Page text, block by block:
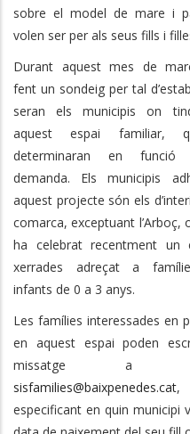
sobre el model de mare i
volen ser per als seus fills i
Durant aquest mes de
fent un sondeig per tal
seran els municipis on
aquest espai familiar,
determinaran en
demanda. Els municipis
aquest projecte són els
comarca, exceptuant l’Arboç,
ha celebrat recentment un
xerrades adreçat a
infants de 0 a 3 anys.
Les famílies interessades en
en aquest espai poden
missatge a
sisfamilies@baixpenedes.cat,
especificant en quin municipi